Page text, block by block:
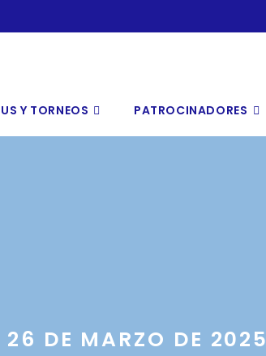
Y TORNEOS PATROCINADORES
DE MARZO DE 2025